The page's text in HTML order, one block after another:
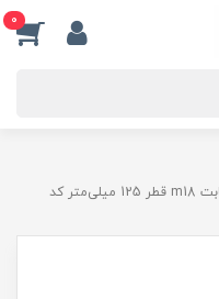
0
پایه گرد آهنی کف پلاستیکی تراز کننده ثابت m18 قطر 125 میلی‌متر کد